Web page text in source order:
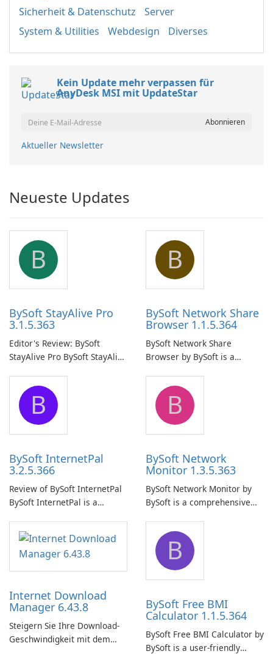
Sicherheit & Datenschutz
Server
System & Utilities
Webdesign Diverses
Kein Update mehr verpassen für
AnyDesk MSI mit UpdateStar
Aktueller Newsletter
Neueste Updates
B
BySoft StayAlive Pro
3.1.5.363
Editor's Review: BySoft
StayAlive Pro BySoft StayAlive
application designed to
ensure the continuous and
uninterrupted operation of
your computer system.
B
BySoft Network Share
Browser 1.1.5.364
BySoft Network Share
Browser by BySoft is a
application that allows users
to easily browse and manage
shared folders on their
network.
B
BySoft InternetPal
3.2.5.366
Review of BySoft InternetPal
BySoft InternetPal is a
application designed to
monitor your internet
connection and provide real-
time insights into its
B
BySoft Network
Monitor 1.3.5.363
BySoft Network Monitor by
BySoft is a comprehensive
designed to help businesses
effectively manage their
network infrastructure.
Internet Download
Manager 6.43.8
Steigern Sie Ihre Download-
Geschwindigkeit mit dem
B
BySoft Free BMI
Calculator 1.1.5.364
BySoft Free BMI Calculator by
BySoft is a user-friendly